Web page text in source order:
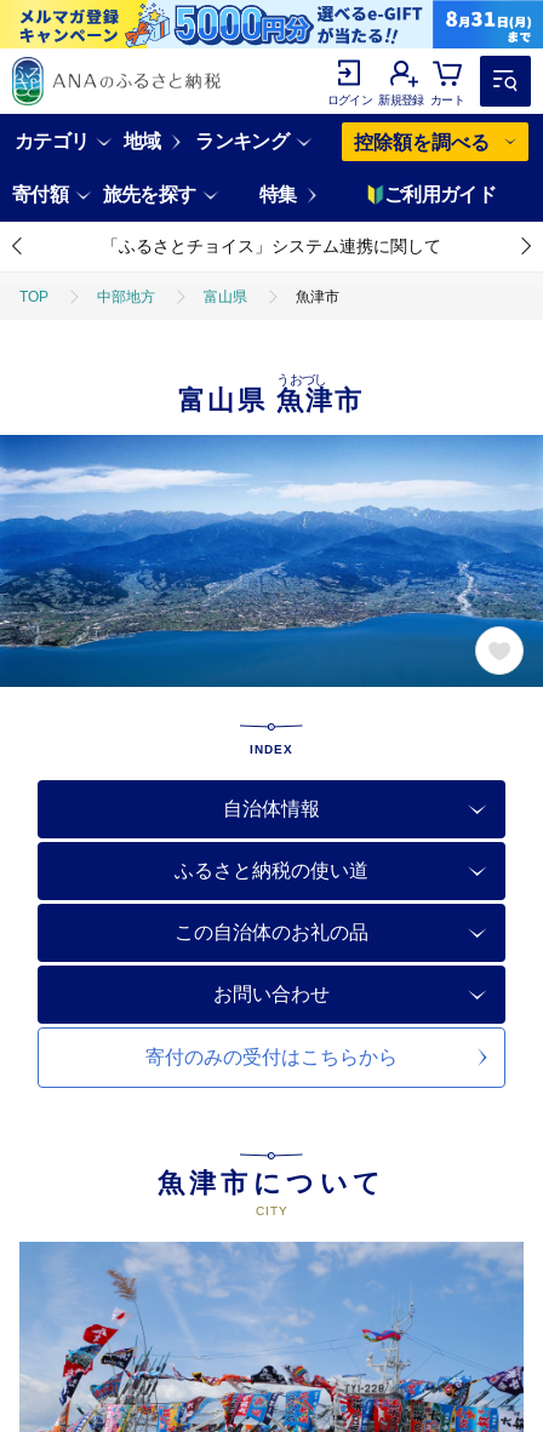
ログイン 新規登録 カート
カテゴリ 地域 ランキング 控除額を調べる
寄付額 旅先を探す 特集 ご利用ガイド
「ふるさとチョイス」システム連携に関して
TOP 中部地方 富山県 魚津市
富山県魚津市
うおづし
INDEX
自治体情報
ふるさと納税の使い道
この自治体のお礼の品
お問い合わせ
寄付のみの受付はこちらから
魚津市について